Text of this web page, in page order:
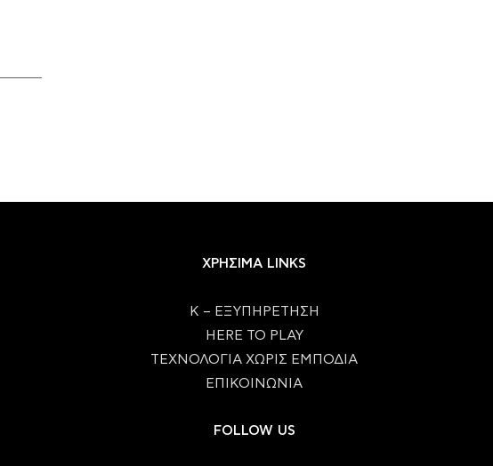
ΧΡΗΣΙΜΑ LINKS
Κ – ΕΞΥΠΗΡΕΤΗΣΗ
HERE TO PLAY
ΤΕΧΝΟΛΟΓΙΑ ΧΩΡΙΣ ΕΜΠΟΔΙΑ
ΕΠΙΚΟΙΝΩΝΙΑ
FOLLOW US